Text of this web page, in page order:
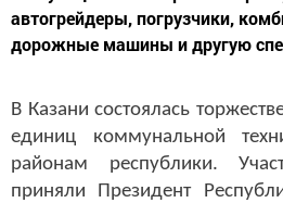
автогрейдеры, погрузчики,
дорожные машины и другую
В Казани состоялась
единиц коммунальной
районам республики.
приняли Президент